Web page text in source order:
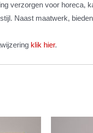
verzorgen voor horeca,
Naast maatwerk,
klik hier.